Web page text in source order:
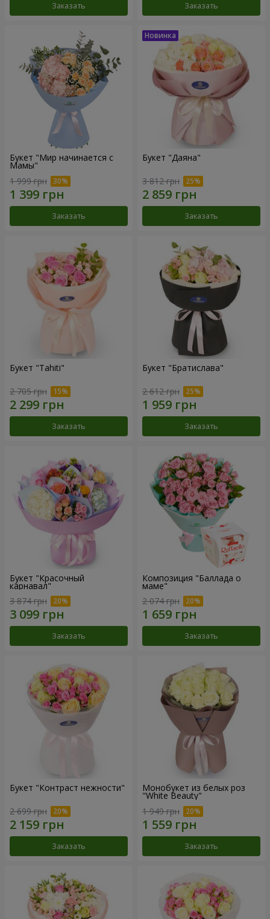
Заказать Заказать
Букет "Мир начинается с
Мамы"
1 999 грн
Заказать
Букет "Даяна"
3 812 грн
Заказать
Букет "Tahiti"
2 705 грн
Заказать
Букет "Братислава"
2 612 грн
Заказать
Букет "Красочный
карнавал"
3 874 грн
Заказать
Композиция "Баллада о
маме"
2 074 грн
Заказать
Букет "Контраст нежности"
2 699 грн
Заказать
Монобукет из белых роз
"White Beauty"
1 949 грн
Заказать